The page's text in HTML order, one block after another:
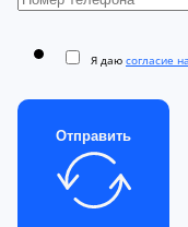
Я даю согласие
Отправить